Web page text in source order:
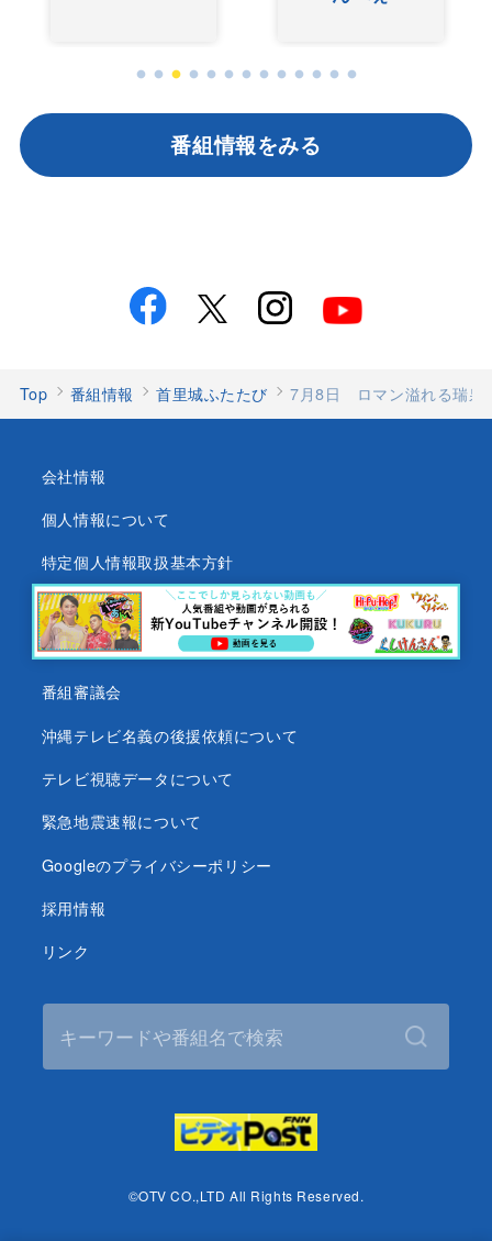
番組情報をみる
Top 番組情報 首里城ふたたび 7月8日 ロマン溢れる瑞泉
会社情報
個人情報について
特定個人情報取扱基本方針
沖縄テレビ放送基準
沖縄県内放送局一覧
番組審議会
沖縄テレビ名義の後援依頼について
テレビ視聴データについて
緊急地震速報について
Googleのプライバシーポリシー
採用情報
リンク
©OTV CO.,LTD All Rights Reserved.